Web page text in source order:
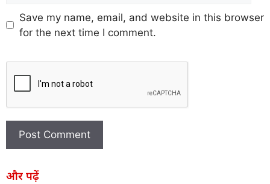
Save my name, email, and website in this browser
for the next time I comment.
और पढ़ें